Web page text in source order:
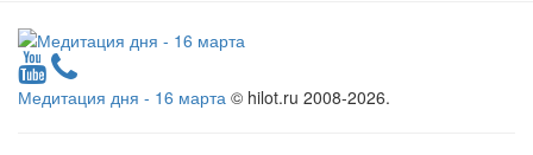
Медитация дня - 16 марта © hilot.ru 2008-2026.